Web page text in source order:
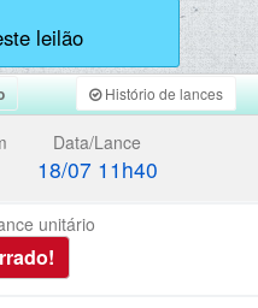
leilão
Histório de lances
Data/Lance
18/07 11h40
unitário